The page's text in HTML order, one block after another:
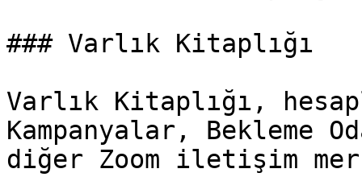
### Varlık Kitaplığı
Varlık Kitaplığı,
Kampanyalar, Bekleme
diğer Zoom iletişim